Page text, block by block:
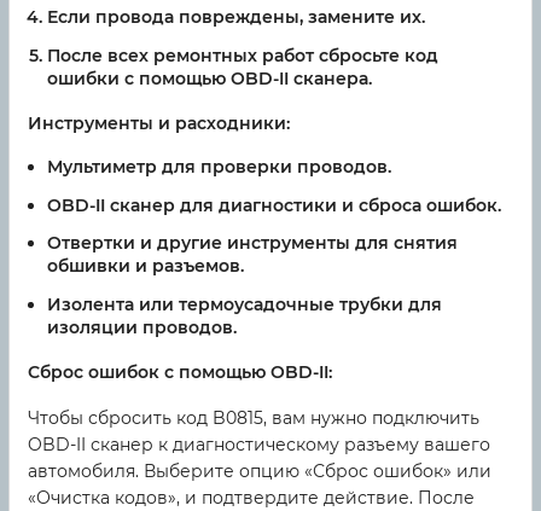
Если провода повреждены, замените их.
После всех ремонтных работ сбросьте код
ошибки с помощью OBD-II сканера.
Инструменты и расходники:
Мультиметр для проверки проводов.
OBD-II сканер для диагностики и сброса ошибок.
Отвертки и другие инструменты для снятия
обшивки и разъемов.
Изолента или термоусадочные трубки для
изоляции проводов.
Сброс ошибок с помощью OBD-II:
Чтобы сбросить код B0815, вам нужно подключить
OBD-II сканер к диагностическому разъему вашего
автомобиля. Выберите опцию «Сброс ошибок» или
«Очистка кодов», и подтвердите действие. После